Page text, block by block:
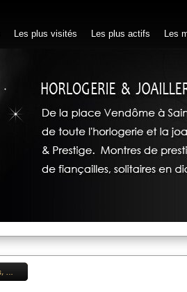
Les plus visités Les plus actifs Les